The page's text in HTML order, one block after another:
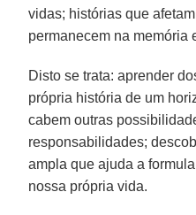
vidas; histórias que
permanecem na memória
Disto se trata: aprender
própria história de um
cabem outras
responsabilidades;
ampla que ajuda a
nossa própria vida.